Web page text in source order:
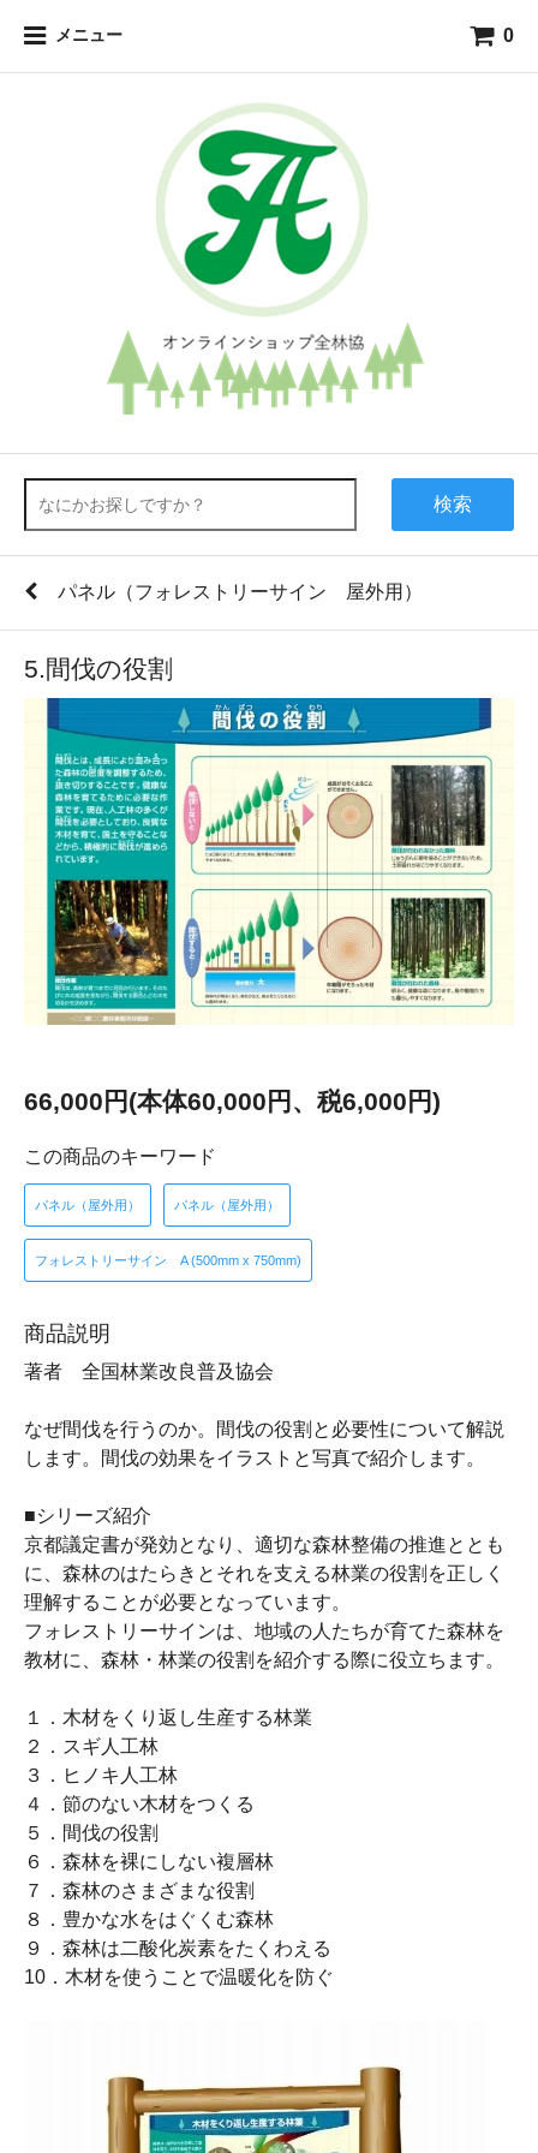
メニュー 0
検索
パネル（フォレストリーサイン 屋外用）
5.間伐の役割
66,000円(本体60,000円、税6,000円)
この商品のキーワード
パネル（屋外用） パネル（屋外用）
フォレストリーサイン A (500mm x 750mm)
商品説明
著者 全国林業改良普及協会
なぜ間伐を行うのか。間伐の役割と必要性について解説
します。間伐の効果をイラストと写真で紹介します。
■シリーズ紹介
京都議定書が発効となり、適切な森林整備の推進ととも
に、森林のはたらきとそれを支える林業の役割を正しく
理解することが必要となっています。
フォレストリーサインは、地域の人たちが育てた森林を
教材に、森林・林業の役割を紹介する際に役立ちます。
１．木材をくり返し生産する林業
２．スギ人工林
３．ヒノキ人工林
４．節のない木材をつくる
５．間伐の役割
６．森林を裸にしない複層林
７．森林のさまざまな役割
８．豊かな水をはぐくむ森林
９．森林は二酸化炭素をたくわえる
10．木材を使うことで温暖化を防ぐ